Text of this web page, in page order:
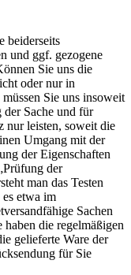
beiderseits
und ggf. gezogene
Sie uns die
oder nur in
Sie uns insoweit
der Sache und für
nur leisten, soweit die
Umgang mit der
der Eigenschaften
der
man das Testen
etwa im
Sachen
die regelmäßigen
gelieferte Ware der
für Sie